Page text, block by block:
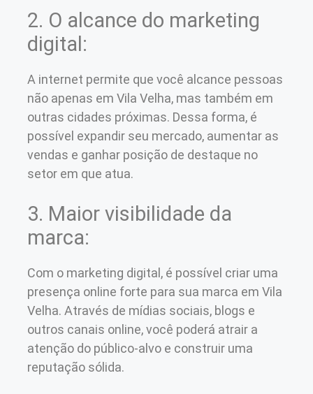
2. O alcance do marketing
digital:
A internet permite que você alcance pessoas
não apenas em Vila Velha, mas também em
outras cidades próximas. Dessa forma, é
possível expandir seu mercado, aumentar as
vendas e ganhar posição de destaque no
setor em que atua.
3. Maior visibilidade da
marca:
Com o marketing digital, é possível criar uma
presença online forte para sua marca em Vila
Velha. Através de mídias sociais, blogs e
outros canais online, você poderá atrair a
atenção do público-alvo e construir uma
reputação sólida.